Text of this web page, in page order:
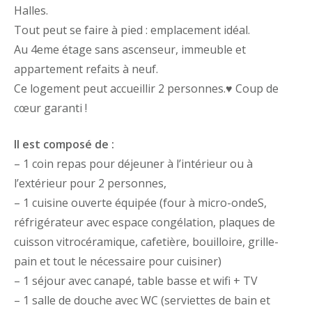
Halles.
Tout peut se faire à pied : emplacement idéal.
Au 4eme étage sans ascenseur, immeuble et
appartement refaits à neuf.
Ce logement peut accueillir 2 personnes.♥️ Coup de
cœur garanti !
Il est composé de :
– 1 coin repas pour déjeuner à l’intérieur ou à
l’extérieur pour 2 personnes,
– 1 cuisine ouverte équipée (four à micro-ondeS,
réfrigérateur avec espace congélation, plaques de
cuisson vitrocéramique, cafetière, bouilloire, grille-
pain et tout le nécessaire pour cuisiner)
– 1 séjour avec canapé, table basse et wifi + TV
– 1 salle de douche avec WC (serviettes de bain et